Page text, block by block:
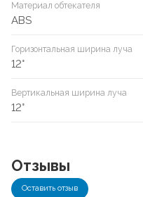
Материал обтекателя
ABS
Горизонтальная ширина луча
12°
Вертикальная ширина луча
12°
Отзывы
Оставить отзыв